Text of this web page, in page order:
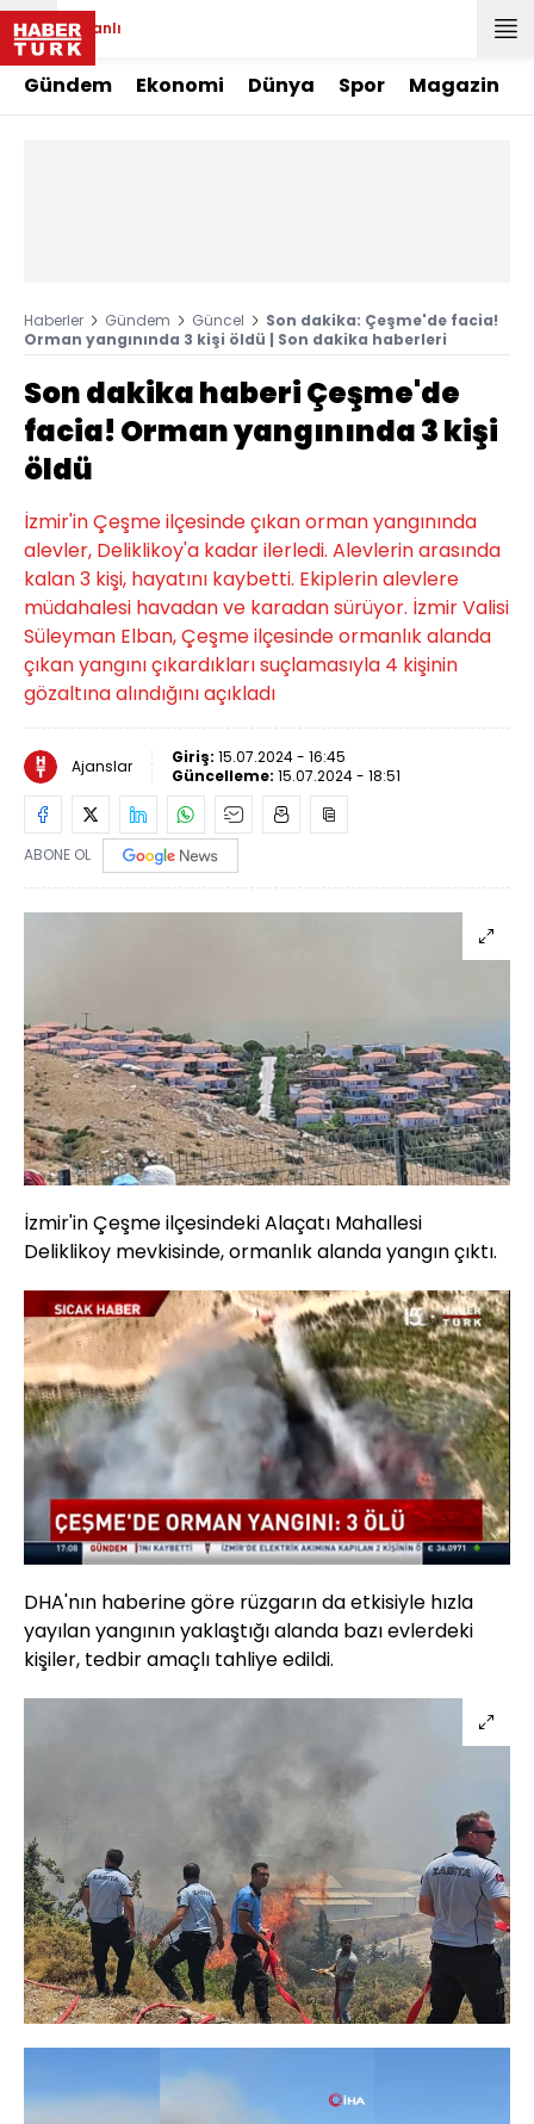
Canlı
Gündem Ekonomi Dünya Spor Magazin
Haberler Gündem Güncel
Son dakika: Çeşme'de facia!
Orman yangınında 3 kişi öldü | Son dakika haberleri
Son dakika haberi Çeşme'de
facia! Orman yangınında 3 kişi
öldü
İzmir'in Çeşme ilçesinde çıkan orman yangınında
alevler, Deliklikoy'a kadar ilerledi. Alevlerin arasında
kalan 3 kişi, hayatını kaybetti. Ekiplerin alevlere
müdahalesi havadan ve karadan sürüyor. İzmir Valisi
Süleyman Elban, Çeşme ilçesinde ormanlık alanda
çıkan yangını çıkardıkları suçlamasıyla 4 kişinin
gözaltına alındığını açıkladı
Ajanslar Giriş: 15.07.2024 - 16:45
Güncelleme: 15.07.2024 - 18:51
ABONE OL
İzmir'in Çeşme ilçesindeki Alaçatı Mahallesi
Deliklikoy mevkisinde, ormanlık alanda yangın çıktı.
Sesi
Aç
Yüklendi:
57.84%
Oynatma
Hızı
DHA'nın haberine göre rüzgarın da etkisiyle hızla
yayılan yangının yaklaştığı alanda bazı evlerdeki
kişiler, tedbir amaçlı tahliye edildi.